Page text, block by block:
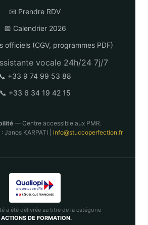
📧 Prendre RDV
📅 Calendrier 2026
officiels (CGV, programmes PDF)
vocale 24h/24 7j/7
+33 9 74 99 53 88
📞 +33 6 34 19 42 15
— Centre accessible aux PMR.
Janos KARPATI | info@stuccoperfection.fr
a été délivrée au titre de la catégorie
ACTIONS DE FORMATION.